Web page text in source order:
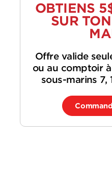
OBTIENS
SUR
Offre valide
ou au comptoir
sous-marins 7,